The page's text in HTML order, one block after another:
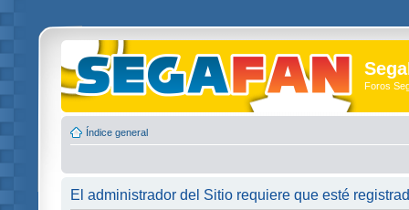
Foros
Índice general
El administrador del Sitio requiere que esté